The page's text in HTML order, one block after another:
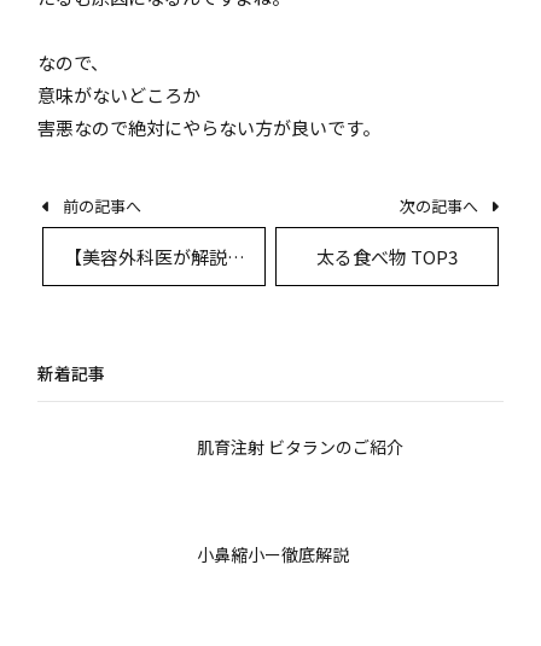
なので、
意味がないどころか
害悪なので絶対にやらない方が良いです。
前の記事へ
【美容外科医が解説】
バッカルファット適応
次の記事へ
太る食べ物 TOP3
新着記事
肌育注射 ビタランのご紹介
小鼻縮小ー徹底解説